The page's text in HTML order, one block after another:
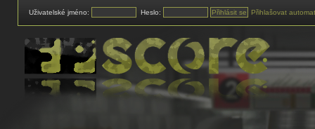
Uživatelské jméno: Heslo: Přihlašovat